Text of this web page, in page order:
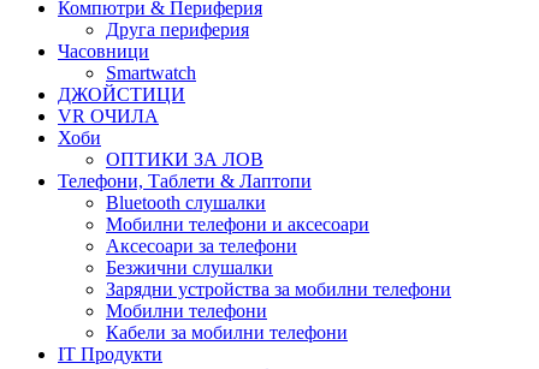
Компютри & Периферия
Друга периферия
Часовници
Smartwatch
ДЖОЙСТИЦИ
VR ОЧИЛА
Хоби
ОПТИКИ ЗА ЛОВ
Телефони, Таблети & Лаптопи
Bluetooth слушалки
Мобилни телефони и аксесоари
Аксесоари за телефони
Безжични слушалки
Зарядни устройства за мобилни телефони
Мобилни телефони
Кабели за мобилни телефони
IT Продукти